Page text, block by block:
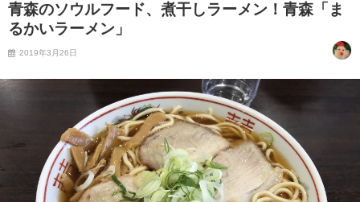
青森のソウルフード、煮干しラーメン！青森「ま
るかいラーメン」
2019年3月26日